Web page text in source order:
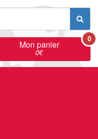
Mon panier
0€
0